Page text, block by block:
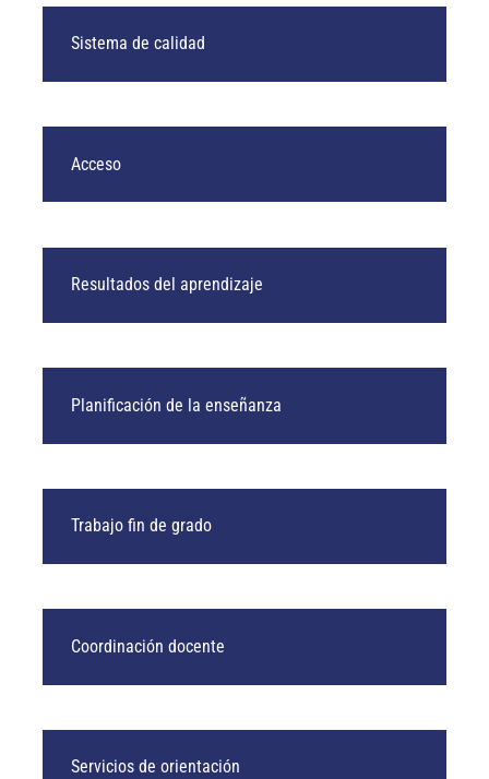
Sistema de calidad
Acceso
Resultados del aprendizaje
Planificación de la enseñanza
Trabajo fin de grado
Coordinación docente
Servicios de orientación